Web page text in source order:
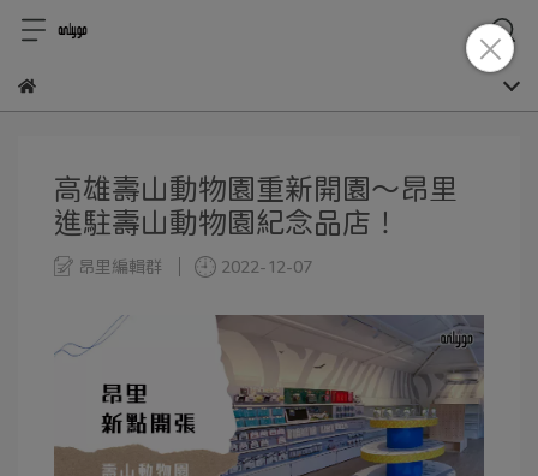
高雄壽山動物園重新開園～昂里
進駐壽山動物園紀念品店！
昂里編輯群 2022-12-07